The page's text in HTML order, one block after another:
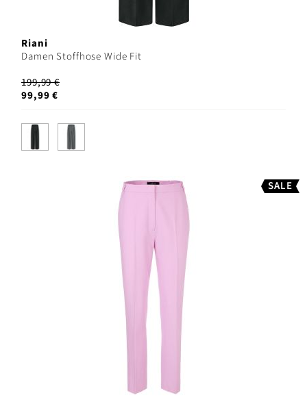
Riani
Damen Stoffhose Wide Fit
199,99 €
99,99 €
SALE